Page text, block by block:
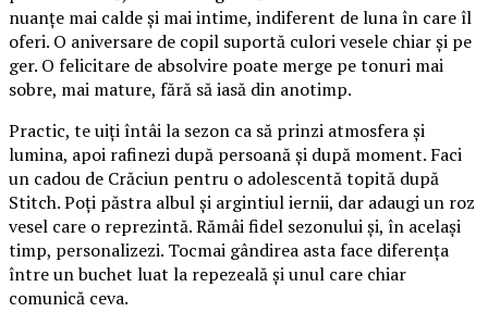
nuanțe mai calde și mai intime, indiferent de luna în care îl
oferi. O aniversare de copil suportă culori vesele chiar și pe
ger. O felicitare de absolvire poate merge pe tonuri mai
sobre, mai mature, fără să iasă din anotimp.
Practic, te uiți întâi la sezon ca să prinzi atmosfera și
lumina, apoi rafinezi după persoană și după moment. Faci
un cadou de Crăciun pentru o adolescentă topită după
Stitch. Poți păstra albul și argintiul iernii, dar adaugi un roz
vesel care o reprezintă. Rămâi fidel sezonului și, în același
timp, personalizezi. Tocmai gândirea asta face diferența
între un buchet luat la repezeală și unul care chiar
comunică ceva.